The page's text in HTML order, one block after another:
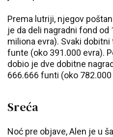
Prema lutriji, njegov
je da deli nagradni fond
miliona evra). Svaki
funte (oko 391.000 evra).
dobio je dve dobitne
666.666 funti (oko 782.000
Sreća
Noć pre objave, Alen je u